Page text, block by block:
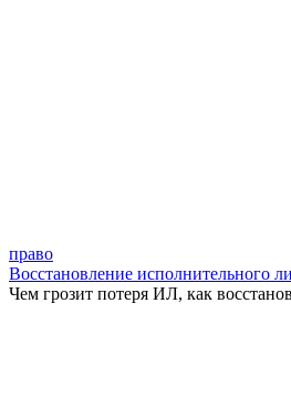
право
Восстановление исполнительного
Чем грозит потеря ИЛ, как